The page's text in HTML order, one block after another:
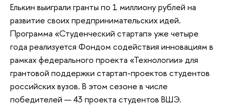
Елькин выиграли гранты по 1 миллиону рублей на
развитие своих предпринимательских идей.
Программа «Студенческий стартап» уже четыре
года реализуется Фондом содействия инновациям в
рамках федерального проекта «Технологии» для
грантовой поддержки стартап-проектов студентов
российских вузов. В этом сезоне в числе
победителей — 43 проекта студентов ВШЭ.